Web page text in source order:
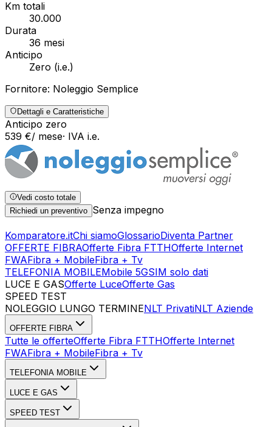
Km totali
30.000
Durata
36 mesi
Anticipo
Zero (i.e.)
Fornitore: Noleggio Semplice
Dettagli e Caratteristiche
Anticipo zero
539 €/ mese· IVA i.e.
Vedi costo totale
Richiedi un preventivo Senza impegno
Komparatore.itChi siamoGlossarioDiventa Partner
OFFERTE FIBRAOfferte Fibra FTTHOfferte Internet
FWAFibra + MobileFibra + Tv
TELEFONIA MOBILEMobile 5GSIM solo dati
LUCE E GASOfferte LuceOfferte Gas
SPEED TEST
NOLEGGIO LUNGO TERMINENLT PrivatiNLT Aziende
OFFERTE FIBRA
Tutte le offerteOfferte Fibra FTTHOfferte Internet
FWAFibra + MobileFibra + Tv
TELEFONIA MOBILE
LUCE E GAS
SPEED TEST